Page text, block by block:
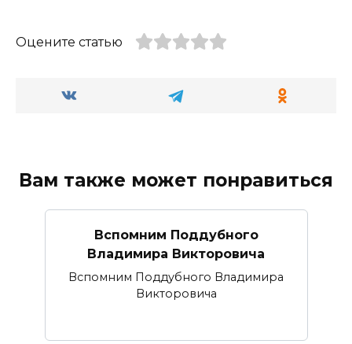
Оцените статью
Вам также может понравиться
Вспомним Поддубного
Владимира Викторовича
Вспомним Поддубного Владимира
Викторовича